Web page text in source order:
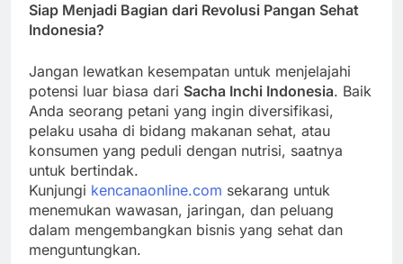
Siap Menjadi Bagian dari Revolusi Pangan Sehat
Indonesia?
Jangan lewatkan kesempatan untuk menjelajahi
potensi luar biasa dari Sacha Inchi Indonesia. Baik
Anda seorang petani yang ingin diversifikasi,
pelaku usaha di bidang makanan sehat, atau
konsumen yang peduli dengan nutrisi, saatnya
untuk bertindak.
Kunjungi kencanaonline.com sekarang untuk
menemukan wawasan, jaringan, dan peluang
dalam mengembangkan bisnis yang sehat dan
menguntungkan.